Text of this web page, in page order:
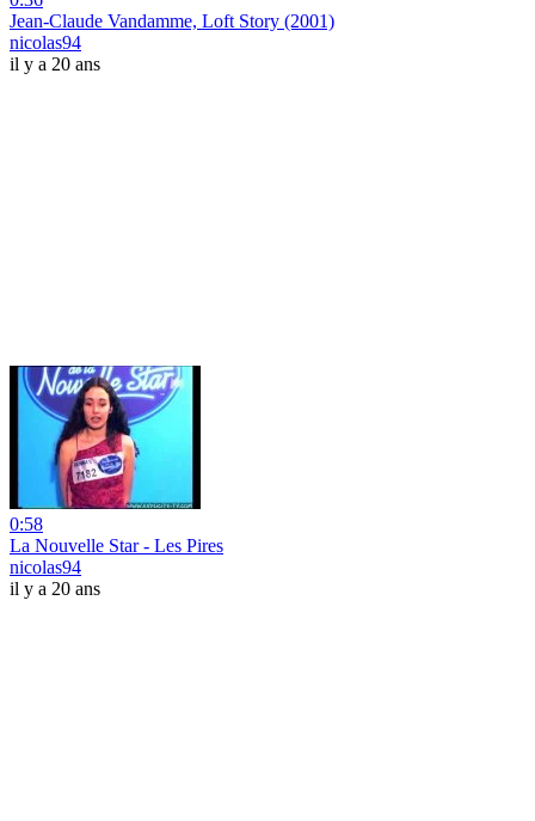
Jean-Claude Vandamme, Loft Story (2001)
nicolas94
il y a 20 ans
0:58
La Nouvelle Star - Les Pires
nicolas94
il y a 20 ans